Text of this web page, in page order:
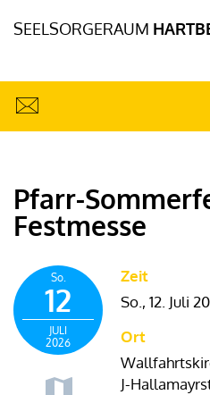
SEELSORGERAUM
Pfarr-
Festmesse
So.
12
JULI
2026
Zeit
So., 12. Juli
Ort
J-